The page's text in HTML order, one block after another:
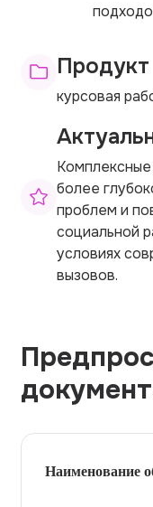
Продукт
курсовая
более
проблем и
социальной
условиях
вызовов.
Наименование